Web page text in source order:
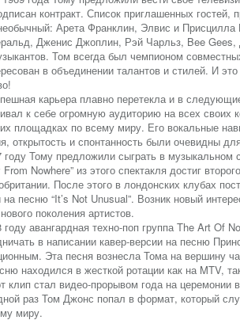
контракт. Список приглашенных
Арета Франклин, Элвис и
Дженис Джоплин, Рэй Чарльз, Bee Gees,
Том всегда был чемпионом
в объединении талантов и стилей. И
карьера плавно перетекла и в
к себе огромную аудиторию на всех своих
площадках по всему миру. Его вокальные
открытость и спонтанность были очевидны
году Тому предложили сыграть в музыкальном
From Nowhere” из этого спектакля достиг
После этого в лондонских клубах
на песню “It’s Not Unusual”. Возник новый
поколения артистов.
году авангардная техно-поп группа The Art Of
в написании кавер-версии на песню
Эта песня вознесла Тома на вершину
находился в жесткой ротации как на MTV,
клип стал видео-прорывом года на церемонии
раз Том Джонс попал в формат, который
миру.